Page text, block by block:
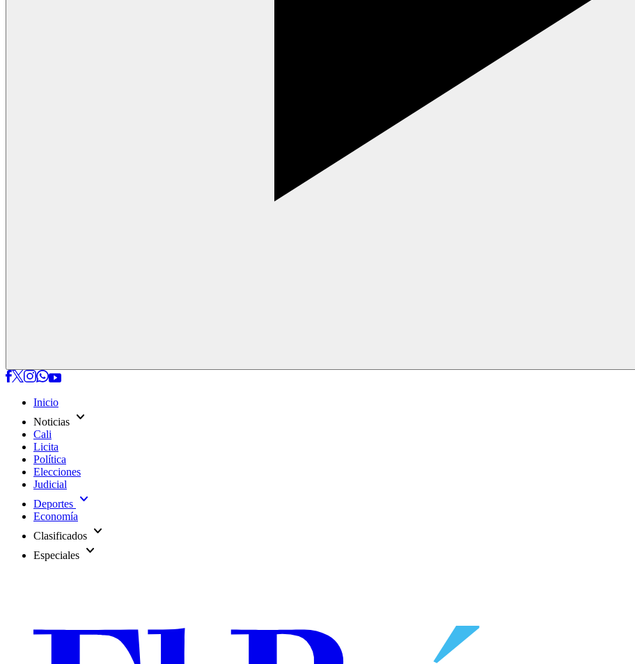
Inicio
Noticias expand_more
Cali
Licita
Política
Elecciones
Judicial
Deportes expand_more
Economía
Clasificados expand_more
Especiales expand_more